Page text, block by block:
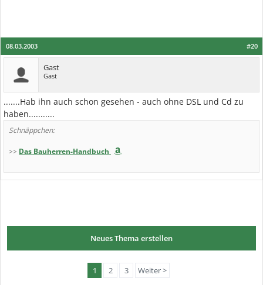
#20
08.03.2003
Gast
Gast
.......Hab ihn auch schon gesehen - auch ohne DSL und Cd zu
haben...........
Schnäppchen:
>> Das Bauherren-Handbuch
Neues Thema erstellen
1 2 3 Weiter >